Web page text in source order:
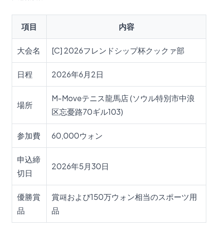
項目 内容
大会名 [C] 2026フレンドシップ杯クックァ部
日程 2026年6月2日
場所
M-Moveテニス龍馬店 (ソウル特別市中浪
区忘憂路70ギル103)
参加費 60,000ウォン
申込締
切日
2026年5月30日
優勝賞
品
賞패および150万ウォン相当のスポーツ用
品